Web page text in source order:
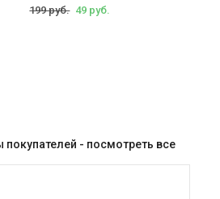
199 руб. 49 руб.
- посмотреть все